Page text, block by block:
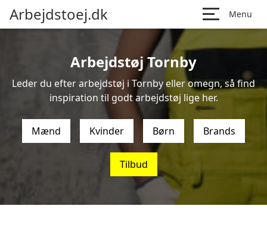
Arbejdstoej.dk Menu
Arbejdstøj Tornby
Leder du efter arbejdstøj i Tornby eller omegn, så find
inspiration til godt arbejdstøj lige her.
Mænd Kvinder Børn Brands
Tilbud